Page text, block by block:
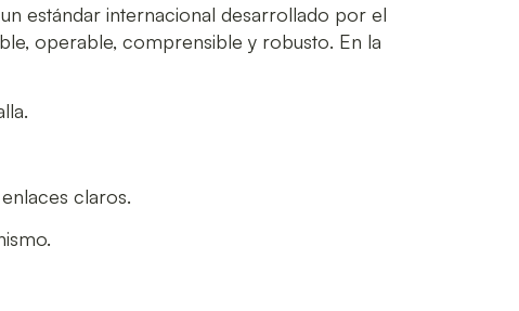
estándar internacional desarrollado por el
operable, comprensible y robusto. En la
claros.